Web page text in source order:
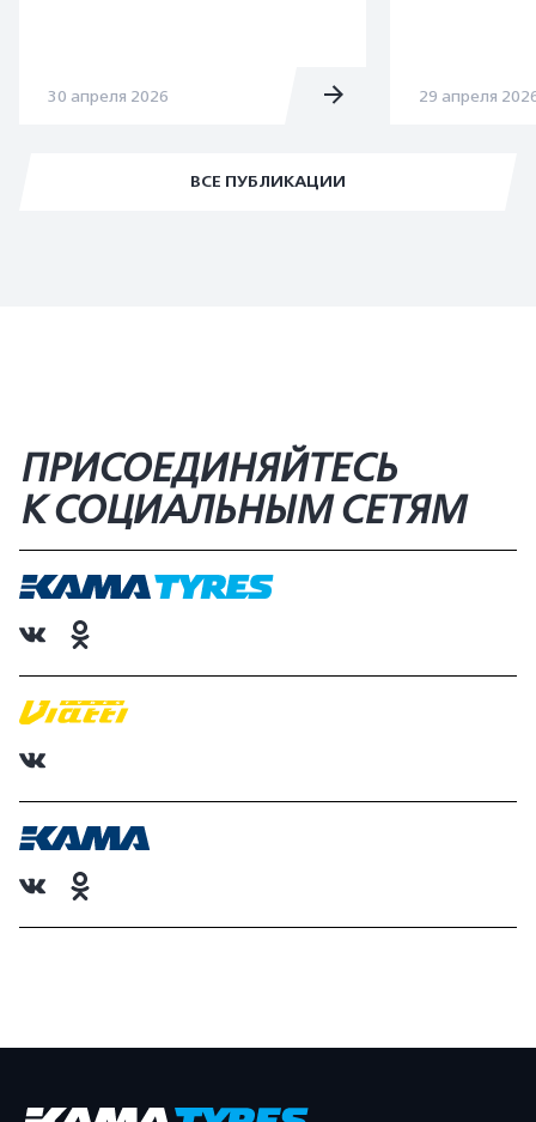
ВСЕ ПУБЛИКАЦИИ
30 апреля 2026 29 апреля
ПРИСОЕДИНЯЙТЕСЬ
К СОЦИАЛЬНЫМ СЕТЯМ